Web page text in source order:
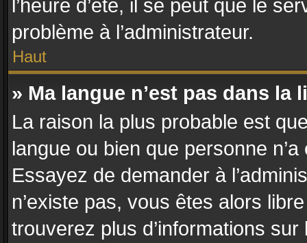
l’heure d’été, il se peut que le
problème à l’administrateur.
Haut
» Ma langue n’est pas dans la
La raison la plus probable est
langue ou bien que personne
Essayez de demander à
n’existe pas, vous êtes alors
trouverez plus d’informations